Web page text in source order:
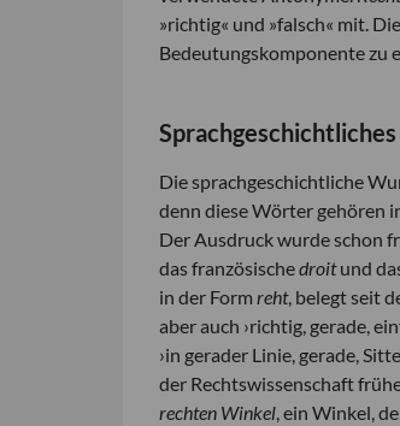
»richtig« und »falsch« mit.
Bedeutungskomponente zu
Sprachgeschichtliches
Die sprachgeschichtliche
denn diese Wörter gehören
Der Ausdruck wurde schon
das französischedroitund
in der Form reht, belegt seit
aber auch ›richtig, gerade,
›in gerader Linie, gerade,
der Rechtswissenschaft
rechten Winkel, ein Winkel,